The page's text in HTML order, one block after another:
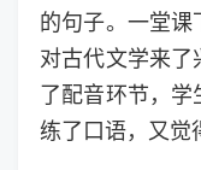
的句子。一堂课
对古代文学来了
了配音环节，
练了口语，又觉